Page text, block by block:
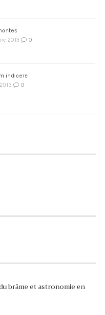
2013 0
indicere
0
brâme et astronomie en